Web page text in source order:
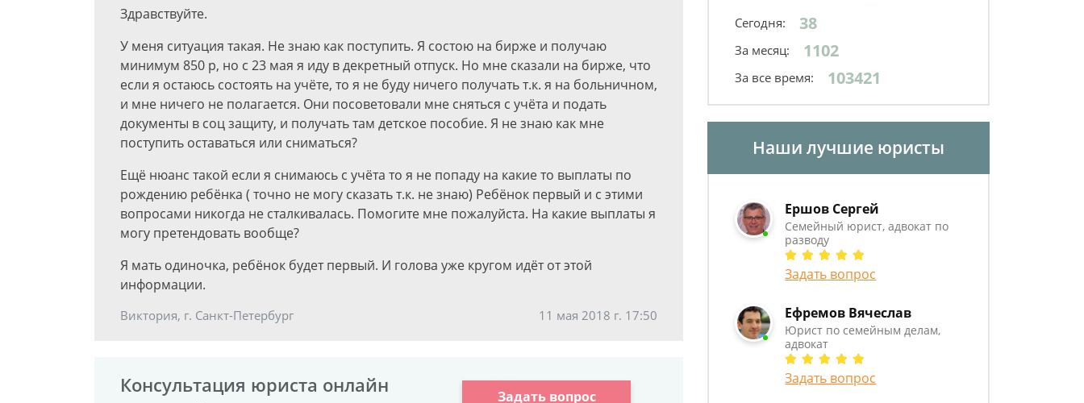
Здравствуйте.
У меня ситуация такая. Не знаю как поступить. Я состою на бирже и получаю
минимум 850 р, но с 23 мая я иду в декретный отпуск. Но мне сказали на бирже, что
если я остаюсь состоять на учёте, то я не буду ничего получать т.к. я на больничном,
и мне ничего не полагается. Они посоветовали мне сняться с учёта и подать
документы в соц защиту, и получать там детское пособие. Я не знаю как мне
поступить оставаться или сниматься?
Ещё нюанс такой если я снимаюсь с учёта то я не попаду на какие то выплаты по
рождению ребёнка ( точно не могу сказать т.к. не знаю) Ребёнок первый и с этими
вопросами никогда не сталкивалась. Помогите мне пожалуйста. На какие выплаты я
могу претендовать вообще?
Я мать одиночка, ребёнок будет первый. И голова уже кругом идёт от этой
информации.
Виктория, г. Санкт-Петербург 11 мая 2018 г. 17:50
Консультация юриста онлайн Задать вопрос
Сегодня: 38
За месяц: 1102
За все время: 103421
Наши лучшие юристы
Ершов Сергей
Семейный юрист, адвокат по
разводу
Задать вопрос
Ефремов Вячеслав
Юрист по семейным делам,
адвокат
Задать вопрос